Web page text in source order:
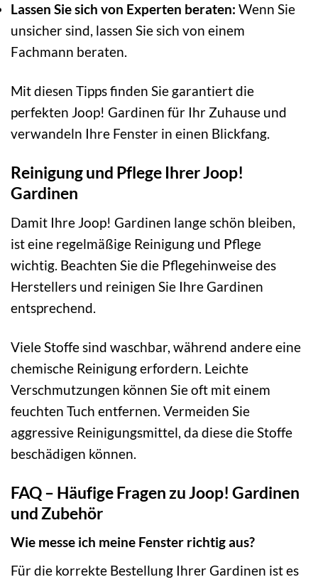
Lassen Sie sich von Experten beraten: Wenn Sie
unsicher sind, lassen Sie sich von einem
Fachmann beraten.
Mit diesen Tipps finden Sie garantiert die
perfekten Joop! Gardinen für Ihr Zuhause und
verwandeln Ihre Fenster in einen Blickfang.
Reinigung und Pflege Ihrer Joop!
Gardinen
Damit Ihre Joop! Gardinen lange schön bleiben,
ist eine regelmäßige Reinigung und Pflege
wichtig. Beachten Sie die Pflegehinweise des
Herstellers und reinigen Sie Ihre Gardinen
entsprechend.
Viele Stoffe sind waschbar, während andere eine
chemische Reinigung erfordern. Leichte
Verschmutzungen können Sie oft mit einem
feuchten Tuch entfernen. Vermeiden Sie
aggressive Reinigungsmittel, da diese die Stoffe
beschädigen können.
FAQ – Häufige Fragen zu Joop! Gardinen
und Zubehör
Wie messe ich meine Fenster richtig aus?
Für die korrekte Bestellung Ihrer Gardinen ist es